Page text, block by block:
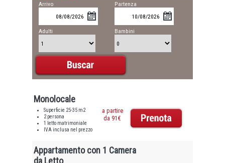
Arrivo Partenza
Adulti Bambini
Monolocale
Superficie 25-35 m2
2 persona
1 letto matrimoniale
IVA inclusa nel prezzo
a partire
da 91€
Appartamento con 1 Camera
da Letto